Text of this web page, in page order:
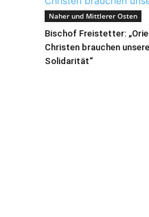
Naher und Mittlerer Osten
Bischof Freistetter:
Christen brauchen unsere
Solidarität“